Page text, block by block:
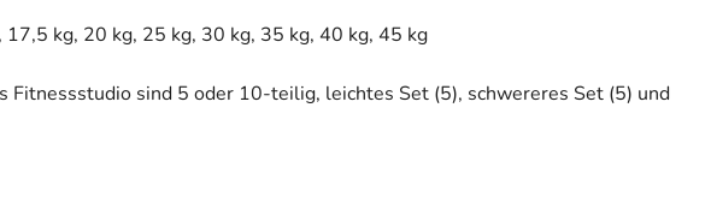
17,5 kg, 20 kg, 25 kg, 30 kg, 35 kg, 40 kg, 45 kg
Fitnessstudio sind 5 oder 10-teilig, leichtes Set (5), schwereres Set (5) und